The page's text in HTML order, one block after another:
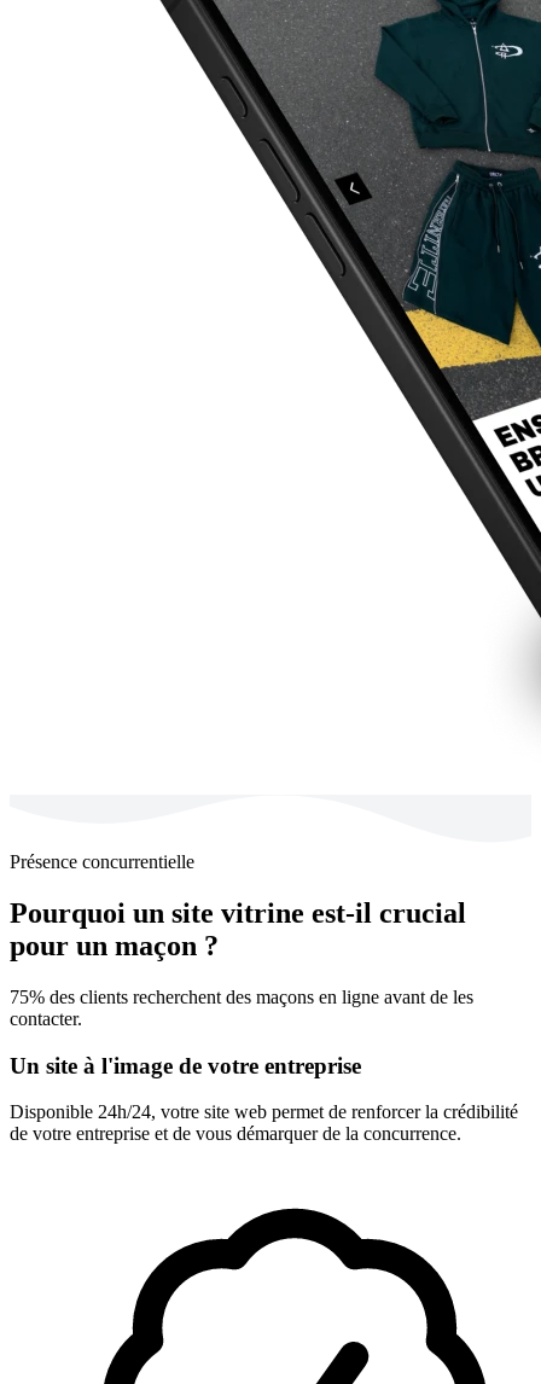
Présence concurrentielle
Pourquoi un site vitrine est-il crucial
pour un maçon ?
75% des clients recherchent des maçons en ligne avant de les
contacter.
Un site à l'image de votre entreprise
Disponible 24h/24, votre site web permet de renforcer la crédibilité
de votre entreprise et de vous démarquer de la concurrence.